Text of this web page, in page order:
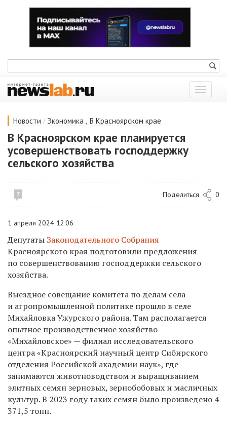
Показать
меню
Новости / Экономика , В Красноярском крае
В Красноярском крае планируется
усовершенствовать господдержку
сельского хозяйства
7 Поделиться 0
1 апреля 2024 12:06
ДепутатыЗаконодательного Собрания
Красноярского края подготовили предложения
по совершенствованию господдержки сельского
хозяйства.
Выездное совещание комитета по делам села
и агропромышленной политике прошло в селе
Михайловка Ужурского района. Там располагается
опытное производственное хозяйство
«Михайловское» — филиал исследовательского
центра «Красноярский научный центр Сибирского
отделения Российской академии наук», где
занимаются животноводством и выращиванием
элитных семян зерновых, зернобобовых и масличных
культур. В 2023 году таких семян было произведено 4
371,5 тонн.